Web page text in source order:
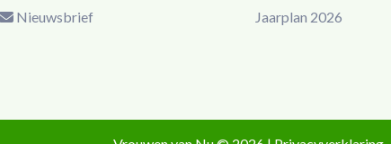
Nieuwsbrief
Jaarplan 2026